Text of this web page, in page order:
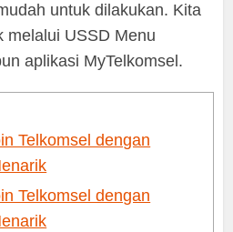
untuk dilakukan. Kita
melalui USSD Menu
aplikasi MyTelkomsel.
Telkomsel dengan
Telkomsel dengan